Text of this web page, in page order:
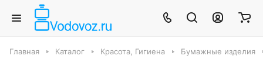
Главная Каталог Красота, Гигиена Бумажные изделия